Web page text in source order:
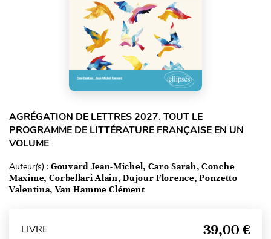
AGRÉGATION DE LETTRES 2027. TOUT LE
PROGRAMME DE LITTÉRATURE FRANÇAISE EN UN
VOLUME
Auteur(s) : Gouvard Jean-Michel, Caro Sarah, Conche
Maxime, Corbellari Alain, Dujour Florence, Ponzetto
Valentina, Van Hamme Clément
LIVRE 39,00 €